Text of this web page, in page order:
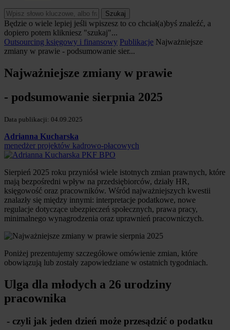
Szukaj
Będzie o wiele lepiej jeśli wpiszesz to co chciał(a)byś znaleźć, a
dopiero potem klikniesz "szukaj"...
Outsourcing księgowy i finansowy Publikacje Najważniejsze
zmiany w prawie - podsumowanie sier...
Najważniejsze zmiany w prawie
- podsumowanie sierpnia 2025
Data publikacji: 04.09.2025
Adrianna Kucharska
menedżer projektów kadrowo-płacowych
Sierpień 2025 roku przyniósł wiele istotnych zmian prawnych, które
mają bezpośredni wpływ na przedsiębiorców, działy HR,
księgowość oraz pracowników. Wśród najważniejszych kwestii
znalazły się między innymi: interpretacje podatkowe, nowe
regulacje dotyczące ubezpieczeń społecznych, prawa pracy,
minimalnego wynagrodzenia oraz uprawnień pracowniczych.
Poniżej prezentujemy szczegółowe omówienie zmian, które
obowiązują lub zostały zapowiedziane w ostatnich tygodniach.
Ulga dla młodych a 26 urodziny
pracownika
- czyli jak jeden dzień może przesądzić o podatku